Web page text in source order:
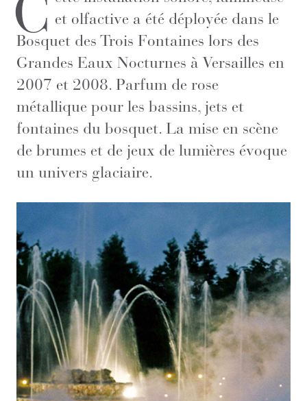
et olfactive a été déployée dans le
Bosquet des Trois Fontaines lors des
Grandes Eaux Nocturnes à Versailles en
2007 et 2008. Parfum de rose
métallique pour les bassins, jets et
fontaines du bosquet. La mise en scène
de brumes et de jeux de lumières évoque
un univers glaciaire.